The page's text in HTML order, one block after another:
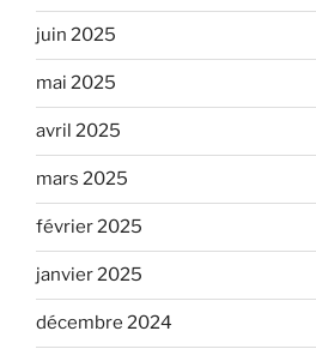
juin 2025
mai 2025
avril 2025
mars 2025
février 2025
janvier 2025
décembre 2024